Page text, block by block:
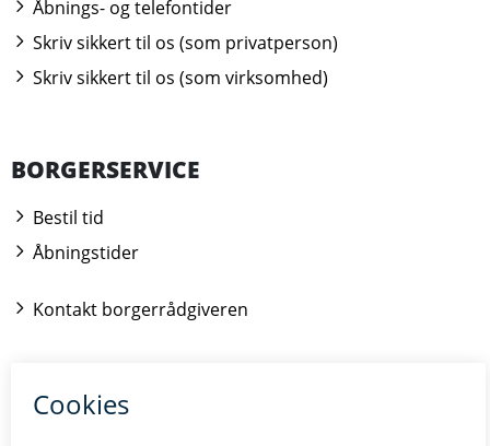
Åbnings- og telefontider
Skriv sikkert til os (som privatperson)
Skriv sikkert til os (som virksomhed)
BORGERSERVICE
Bestil tid
Åbningstider
Kontakt borgerrådgiveren
BILLUND.DK